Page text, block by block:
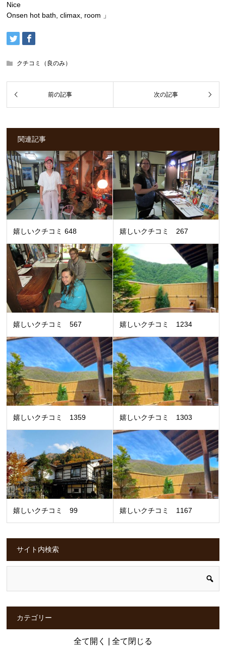
Nice
Onsen hot bath, climax, room 」
クチコミ（良のみ）
関連記事
嬉しいクチコミ 648 嬉しいクチコミ 267
嬉しいクチコミ 567 嬉しいクチコミ 1234
嬉しいクチコミ 1359 嬉しいクチコミ 1303
嬉しいクチコミ 99 嬉しいクチコミ 1167
サイト内検索
カテゴリー
全て開く 全て閉じる